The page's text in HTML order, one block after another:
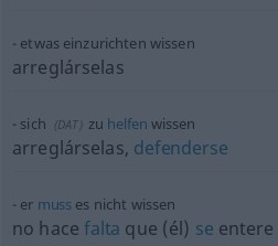
etwaseinzurichten wissen
arreglárselas
sich (DAT) zu helfen wissen
arreglárselas, defenderse
er muss es nicht wissen
no hacefalta que (él) se entere